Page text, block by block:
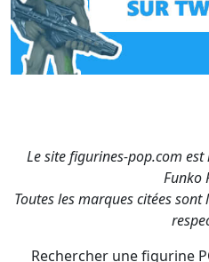
Le site figurines-pop.com
Funko
Toutes les marques citées
Rechercher une figurine